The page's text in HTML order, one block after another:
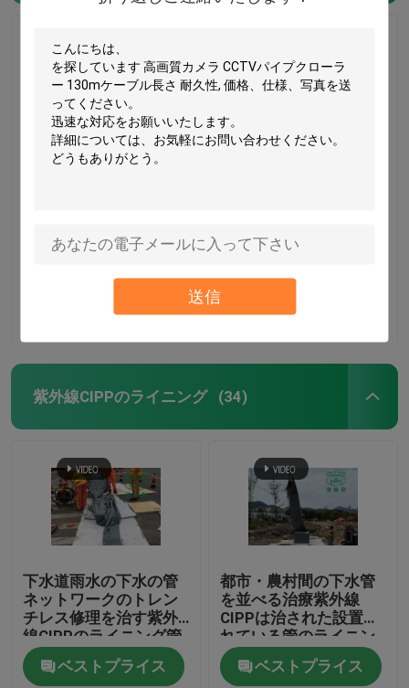
送信
プロダクト
工場旅行
私達に連絡しなさい
ニュース
治場所管紫外線治され
ベストプライス
ベストプライス
紫外線CIPPのライニング (34)
下水道雨水の下水の管
ネットワークのトレン
チレス修理を治す紫外
線CIPPのライニング管
ベストプライス
都市・農村間の下水管
を並べる治療紫外線
CIPPは治された設置さ
れている管のライニン
グ プロセスを修理する
ベストプライス